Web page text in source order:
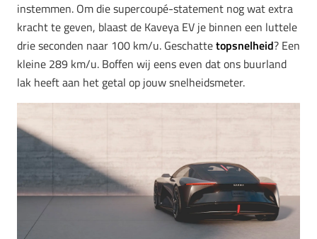
instemmen. Om die supercoupé-statement nog wat extra
kracht te geven, blaast de Kaveya EV je binnen een luttele
drie seconden naar 100 km/u. Geschattetopsnelheid? Een
kleine 289 km/u. Boffen wij eens even dat ons buurland
lak heeft aan het getal op jouw snelheidsmeter.